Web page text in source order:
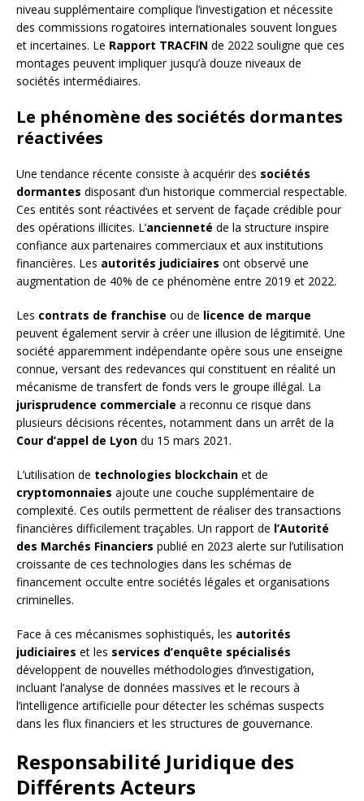
niveau supplémentaire complique l’investigation et nécessite
des commissions rogatoires internationales souvent longues
et incertaines. Le Rapport TRACFIN de 2022 souligne que ces
montages peuvent impliquer jusqu’à douze niveaux de
sociétés intermédiaires.
Le phénomène des sociétés dormantes
réactivées
Une tendance récente consiste à acquérir des sociétés
dormantes disposant d’un historique commercial respectable.
Ces entités sont réactivées et servent de façade crédible pour
des opérations illicites. L’ancienneté de la structure inspire
confiance aux partenaires commerciaux et aux institutions
financières. Les autorités judiciaires ont observé une
augmentation de 40% de ce phénomène entre 2019 et 2022.
Les contrats de franchise ou de licence de marque
peuvent également servir à créer une illusion de légitimité. Une
société apparemment indépendante opère sous une enseigne
connue, versant des redevances qui constituent en réalité un
mécanisme de transfert de fonds vers le groupe illégal. La
jurisprudence commerciale a reconnu ce risque dans
plusieurs décisions récentes, notamment dans un arrêt de la
Cour d’appel de Lyon du 15 mars 2021.
L’utilisation de technologies blockchain et de
cryptomonnaies ajoute une couche supplémentaire de
complexité. Ces outils permettent de réaliser des transactions
financières difficilement traçables. Un rapport de l’Autorité
des Marchés Financiers publié en 2023 alerte sur l’utilisation
croissante de ces technologies dans les schémas de
financement occulte entre sociétés légales et organisations
criminelles.
Face à ces mécanismes sophistiqués, les autorités
judiciaires et les services d’enquête spécialisés
développent de nouvelles méthodologies d’investigation,
incluant l’analyse de données massives et le recours à
l’intelligence artificielle pour détecter les schémas suspects
dans les flux financiers et les structures de gouvernance.
Responsabilité Juridique des
Différents Acteurs